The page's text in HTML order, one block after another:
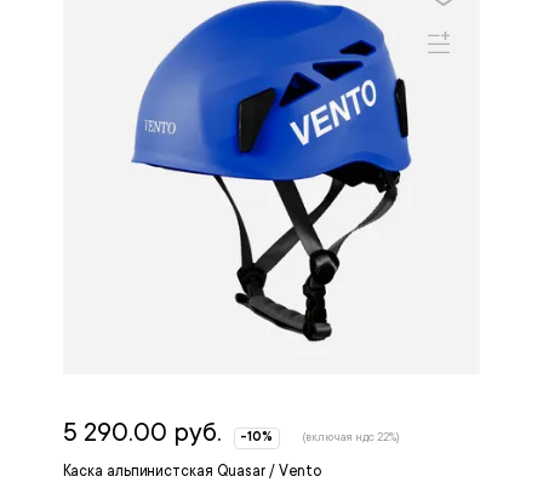
Каска альпинистская Quasar / Vento
5 290.00 руб. -10% (включая ндс 22%)